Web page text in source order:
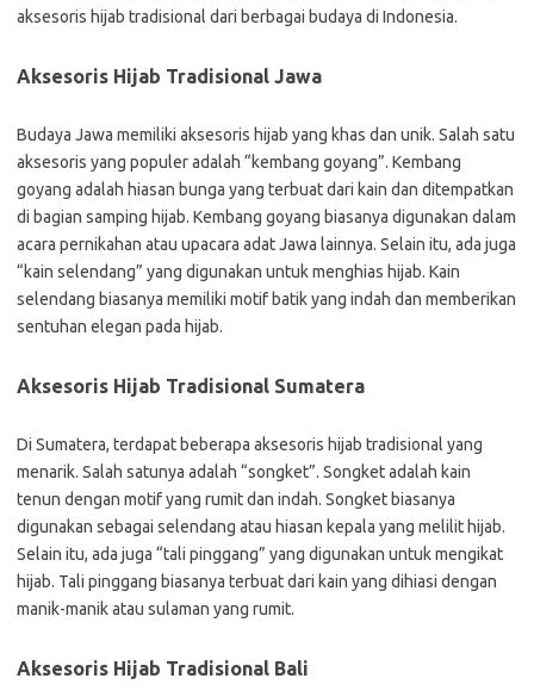
aksesoris hijab tradisional dari berbagai budaya di Indonesia.
Aksesoris Hijab Tradisional Jawa
Budaya Jawa memiliki aksesoris hijab yang khas dan unik. Salah satu
aksesoris yang populer adalah “kembang goyang”. Kembang
goyang adalah hiasan bunga yang terbuat dari kain dan ditempatkan
di bagian samping hijab. Kembang goyang biasanya digunakan dalam
acara pernikahan atau upacara adat Jawa lainnya. Selain itu, ada juga
“kain selendang” yang digunakan untuk menghias hijab. Kain
selendang biasanya memiliki motif batik yang indah dan memberikan
sentuhan elegan pada hijab.
Aksesoris Hijab Tradisional Sumatera
Di Sumatera, terdapat beberapa aksesoris hijab tradisional yang
menarik. Salah satunya adalah “songket”. Songket adalah kain
tenun dengan motif yang rumit dan indah. Songket biasanya
digunakan sebagai selendang atau hiasan kepala yang melilit hijab.
Selain itu, ada juga “tali pinggang” yang digunakan untuk mengikat
hijab. Tali pinggang biasanya terbuat dari kain yang dihiasi dengan
manik-manik atau sulaman yang rumit.
Aksesoris Hijab Tradisional Bali